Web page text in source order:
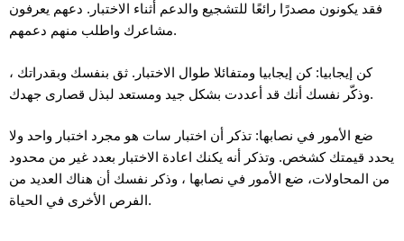
فقد يكونون مصدرًا رائعًا للتشجيع والدعم أثناء الاختبار. دعهم يعرفون
مشاعرك واطلب منهم دعمهم.
كن إيجابيا: كن إيجابيا ومتفائلا طوال الاختبار. ثق بنفسك وبقدراتك ،
وذكّر نفسك أنك قد أعددت بشكل جيد ومستعد لبذل قصارى جهدك.
ضع الأمور في نصابها: تذكر أن اختبار سات هو مجرد اختبار واحد ولا
يحدد قيمتك كشخص. وتذكر أنه يكنك اعادة الاختبار بعدد غير من محدود
من المحاولات، ضع الأمور في نصابها ، وذكر نفسك أن هناك العديد من
الفرص الأخرى في الحياة.